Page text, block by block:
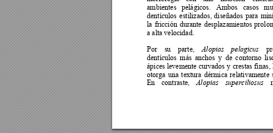
ambientes
pelágicos. Ambos casos
dentículos estilizados, diseñados para
la fricción durante desplazamientos
a alta velocidad.
Por su parte, Alopias pelagicus
dentículos más anchos y de contorno
ápices levemente curvados y crestas finas,
otorga una textura dérmica relativamente
En
contraste, Alopias superciliosus